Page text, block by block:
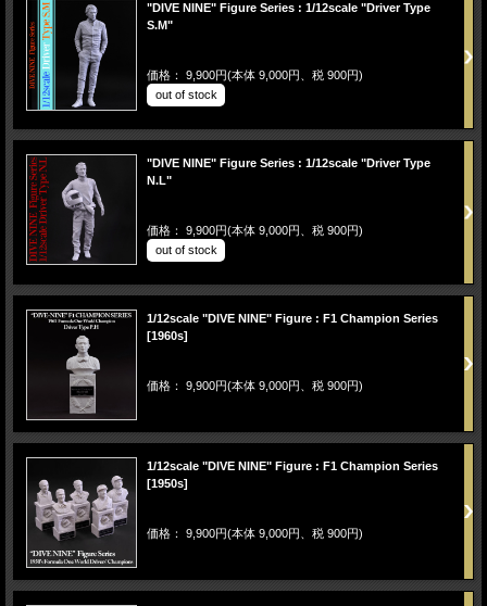
"DIVE NINE" Figure Series : 1/12scale "Driver Type
S.M"
価格： 9,900円(本体 9,000円、税 900円)
out of stock
"DIVE NINE" Figure Series : 1/12scale "Driver Type
N.L"
価格： 9,900円(本体 9,000円、税 900円)
out of stock
1/12scale "DIVE NINE" Figure : F1 Champion Series
[1960s]
価格： 9,900円(本体 9,000円、税 900円)
1/12scale "DIVE NINE" Figure : F1 Champion Series
[1950s]
価格： 9,900円(本体 9,000円、税 900円)